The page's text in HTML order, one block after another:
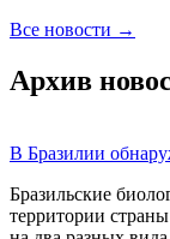
Все новости →
Архив
В Бразилии
Бразильские
территории